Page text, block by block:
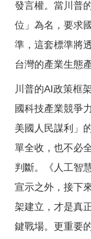
發言權。當川普
位」為名，要求
準，這套標準將
台灣的產業生態
川普的AI政策框
國科技產業競爭
美國人民謀利」
單全收，也不必
判斷。《人工智
宣示之外，接下
架建立，才是真
鍵戰場。更重要